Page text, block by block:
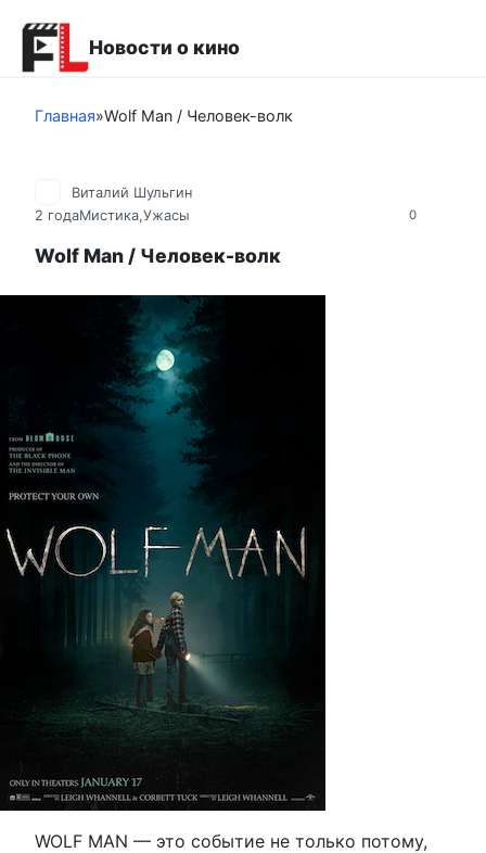
контенту
Новости о кино
Главная»Wolf Man / Человек-волк
0
Виталий Шульгин
2 годаМистика,Ужасы
Wolf Man / Человек-волк
WOLF MAN — это событие не только потому,